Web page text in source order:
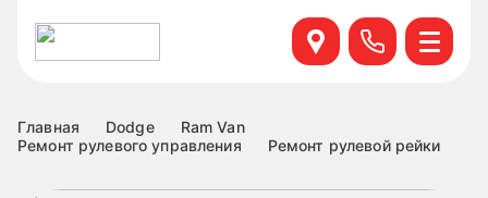
Севастопольский пр. 95 б, к.6
+7 499 495-45-76
+7 499 460-63-34
+7 499 460-69-76
Главная Dodge
Ram Van
Ремонт рулевого управления
Ремонт рулевой рейки